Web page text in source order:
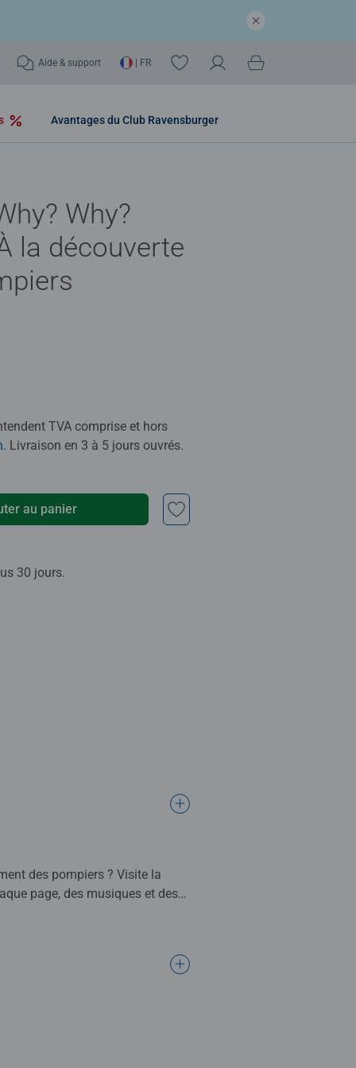
Aide & support | FR
Avantages du Club Ravensburger
Why?
la découverte
TVA comprise et hors
. Livraison en 3 à 5 jours ouvrés.
au panier
30 jours.
des pompiers ? Visite la
page, des musiques et des
jeux ou le globe, l’enfant n’a
« Qui ? Pourquoi ?
sont expliquées en